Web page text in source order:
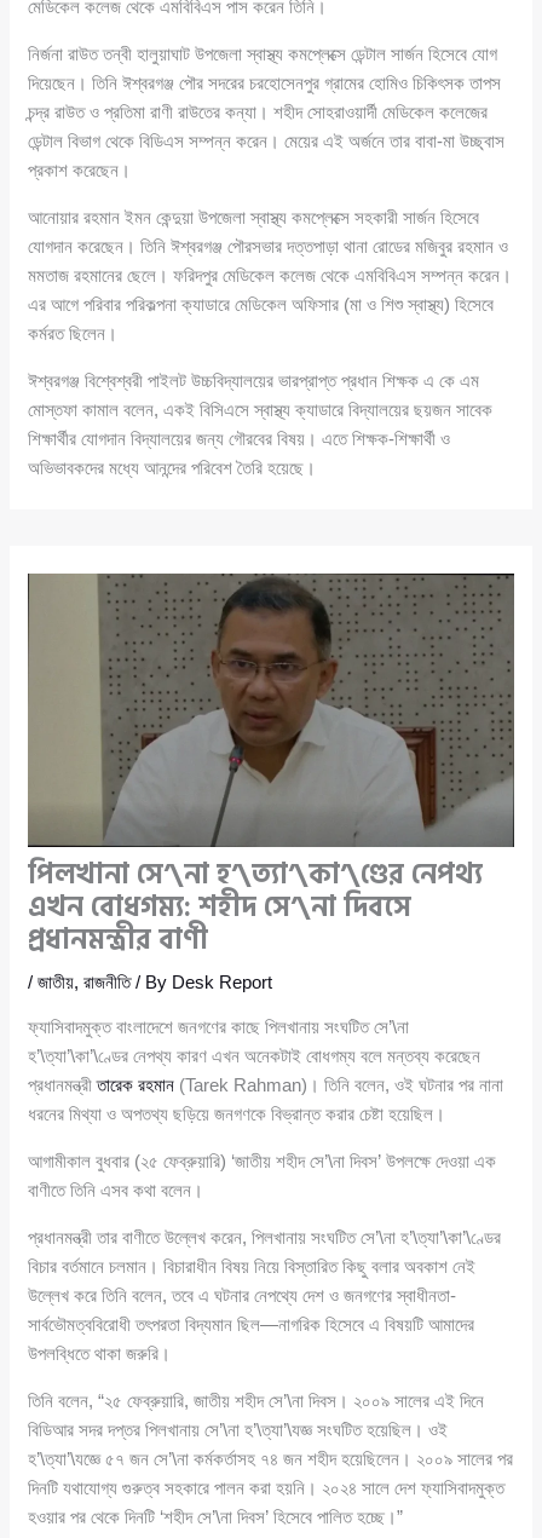
মেডিকেল কলেজ থেকে এমবিবিএস পাস করেন তিনি।
নির্জনা রাউত তন্বী হালুয়াঘাট উপজেলা স্বাস্থ্য কমপ্লেক্সে ডেন্টাল সার্জন হিসেবে যোগ
দিয়েছেন। তিনি ঈশ্বরগঞ্জ পৌর সদরের চরহোসেনপুর গ্রামের হোমিও চিকিৎসক তাপস
চন্দ্র রাউত ও প্রতিমা রাণী রাউতের কন্যা। শহীদ সোহরাওয়ার্দী মেডিকেল কলেজের
ডেন্টাল বিভাগ থেকে বিডিএস সম্পন্ন করেন। মেয়ের এই অর্জনে তার বাবা-মা উচ্ছ্বাস
প্রকাশ করেছেন।
আনোয়ার রহমান ইমন কেন্দুয়া উপজেলা স্বাস্থ্য কমপ্লেক্সে সহকারী সার্জন হিসেবে
যোগদান করেছেন। তিনি ঈশ্বরগঞ্জ পৌরসভার দত্তপাড়া থানা রোডের মজিবুর রহমান ও
মমতাজ রহমানের ছেলে। ফরিদপুর মেডিকেল কলেজ থেকে এমবিবিএস সম্পন্ন করেন।
এর আগে পরিবার পরিকল্পনা ক্যাডারে মেডিকেল অফিসার (মা ও শিশু স্বাস্থ্য) হিসেবে
কর্মরত ছিলেন।
ঈশ্বরগঞ্জ বিশ্বেশ্বরী পাইলট উচ্চবিদ্যালয়ের ভারপ্রাপ্ত প্রধান শিক্ষক এ কে এম
মোস্তফা কামাল বলেন, একই বিসিএসে স্বাস্থ্য ক্যাডারে বিদ্যালয়ের ছয়জন সাবেক
শিক্ষার্থীর যোগদান বিদ্যালয়ের জন্য গৌরবের বিষয়। এতে শিক্ষক-শিক্ষার্থী ও
অভিভাবকদের মধ্যে আনন্দের পরিবেশ তৈরি হয়েছে।
পিলখানা সে’\না হ’\ত্যা’\কা’\ণ্ডের নেপথ্য
এখন বোধগম্য: শহীদ সে’\না দিবসে
প্রধানমন্ত্রীর বাণী
/জাতীয়,রাজনীতি/ By Desk Report
ফ্যাসিবাদমুক্ত বাংলাদেশে জনগণের কাছে পিলখানায় সংঘটিত সে’\না
হ’\ত্যা’\কা’\ণ্ডের নেপথ্য কারণ এখন অনেকটাই বোধগম্য বলে মন্তব্য করেছেন
প্রধানমন্ত্রীতারেক রহমান (Tarek Rahman)। তিনি বলেন, ওই ঘটনার পর নানা
ধরনের মিথ্যা ও অপতথ্য ছড়িয়ে জনগণকে বিভ্রান্ত করার চেষ্টা হয়েছিল।
আগামীকাল বুধবার (২৫ ফেব্রুয়ারি) ‘জাতীয় শহীদ সে’\না দিবস’ উপলক্ষে দেওয়া এক
বাণীতে তিনি এসব কথা বলেন।
প্রধানমন্ত্রী তার বাণীতে উল্লেখ করেন, পিলখানায় সংঘটিত সে’\না হ’\ত্যা’\কা’\ণ্ডের
বিচার বর্তমানে চলমান। বিচারাধীন বিষয় নিয়ে বিস্তারিত কিছু বলার অবকাশ নেই
উল্লেখ করে তিনি বলেন, তবে এ ঘটনার নেপথ্যে দেশ ও জনগণের স্বাধীনতা-
সার্বভৌমত্ববিরোধী তৎপরতা বিদ্যমান ছিল—নাগরিক হিসেবে এ বিষয়টি আমাদের
উপলব্ধিতে থাকা জরুরি।
তিনি বলেন, “২৫ ফেব্রুয়ারি, জাতীয় শহীদ সে’\না দিবস। ২০০৯ সালের এই দিনে
বিডিআর সদর দপ্তর পিলখানায় সে’\না হ’\ত্যা’\যজ্ঞ সংঘটিত হয়েছিল। ওই
হ’\ত্যা’\যজ্ঞে ৫৭ জন সে’\না কর্মকর্তাসহ ৭৪ জন শহীদ হয়েছিলেন। ২০০৯ সালের পর
দিনটি যথাযোগ্য গুরুত্ব সহকারে পালন করা হয়নি। ২০২৪ সালে দেশ ফ্যাসিবাদমুক্ত
হওয়ার পর থেকে দিনটি ‘শহীদ সে’\না দিবস’ হিসেবে পালিত হচ্ছে।”